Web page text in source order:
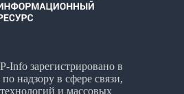
Info зарегистрировано в
надзору в сфере связи,
и массовых